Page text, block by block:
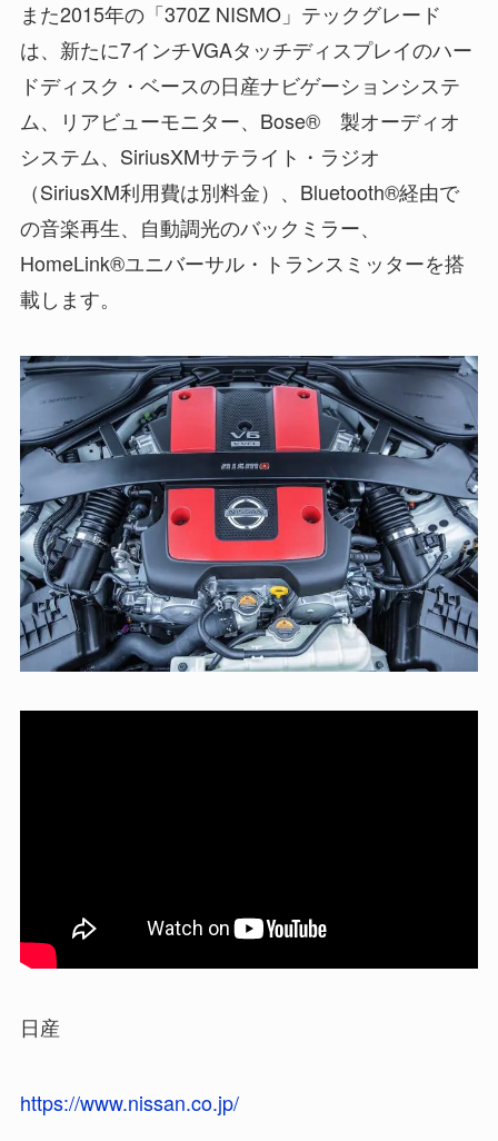
また2015年の「370Z NISMO」テックグレード
は、新たに7インチVGAタッチディスプレイのハー
ドディスク・ベースの日産ナビゲーションシステ
ム、リアビューモニター、Bose® 製オーディオ
システム、SiriusXMサテライト・ラジオ
（SiriusXM利用費は別料金）、Bluetooth®経由で
の音楽再生、自動調光のバックミラー、
HomeLink®ユニバーサル・トランスミッターを搭
載します。
日産
https://www.nissan.co.jp/